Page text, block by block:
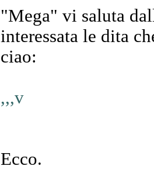
"Mega" vi saluta
interessata le dita
ciao:
,,,v
Ecco.